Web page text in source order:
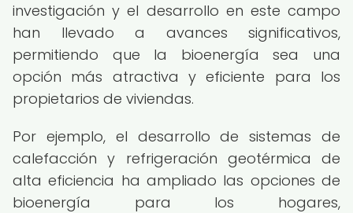
investigación y el desarrollo en este campo
han llevado a avances significativos,
permitiendo que la bioenergía sea una
opción más atractiva y eficiente para los
propietarios de viviendas.
Por ejemplo, el desarrollo de sistemas de
calefacción y refrigeración geotérmica de
alta eficiencia ha ampliado las opciones de
bioenergía para los hogares,